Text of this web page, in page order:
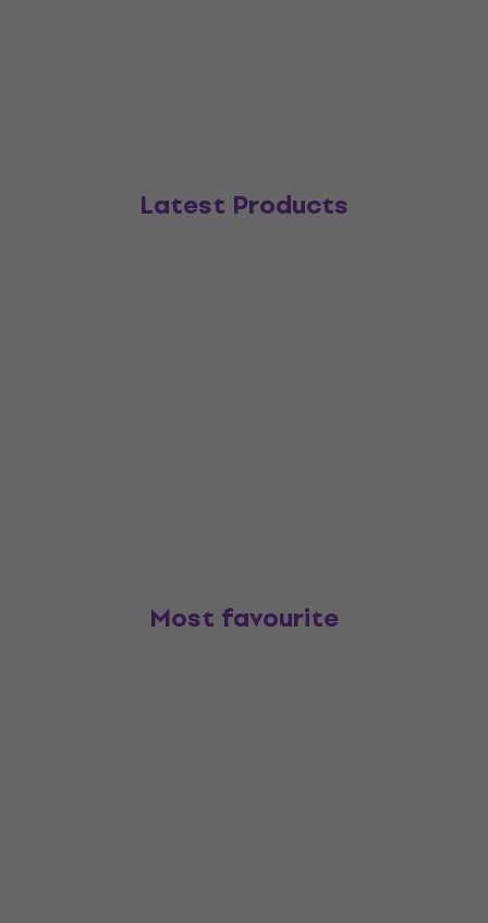
Latest Products
Most favourite